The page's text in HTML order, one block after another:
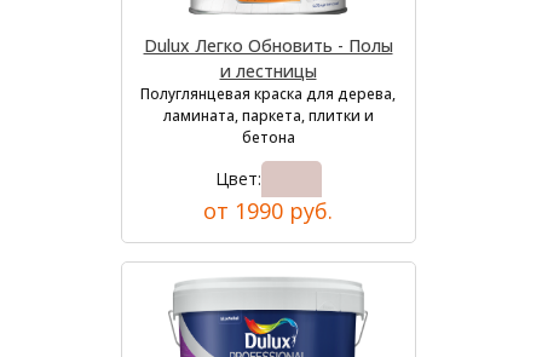
Dulux Легко Обновить - Полы
и лестницы
Полуглянцевая краска для дерева,
ламината, паркета, плитки и
бетона
Цвет:
от 1990 руб.